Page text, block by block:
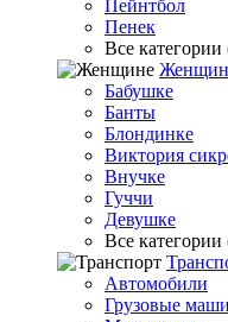
Пейнтбол
Пенек
Все категории
Бабушке
Банты
Блондинке
Виктория
Внучке
Гуччи
Девушке
Все категории
Автомобили
Грузовые